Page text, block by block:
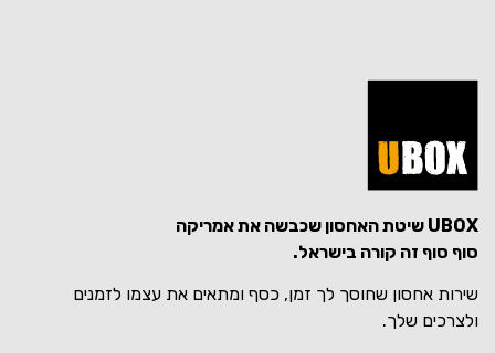
UBOX שיטת האחסון שכבשה את אמריקה
סוף סוף זה קורה בישראל.
שירות אחסון שחוסך לך זמן, כסף ומתאים את עצמו לזמנים
ולצרכים שלך.